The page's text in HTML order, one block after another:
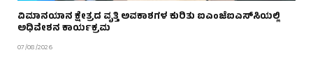
ವಿಮಾನಯಾನ ಕ್ಷೇತ್ರದ ವೃತ್ತಿ ಅವಕಾಶಗಳ ಕುರಿತು ಐಎಂಜೆಐಎಸ್‌ಸಿಯಲ್ಲಿ
ಅಧಿವೇಶನ ಕಾರ್ಯಕ್ರಮ
07/08/2026